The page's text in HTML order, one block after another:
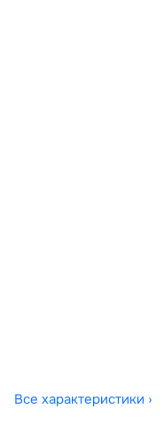
Все характеристики ›